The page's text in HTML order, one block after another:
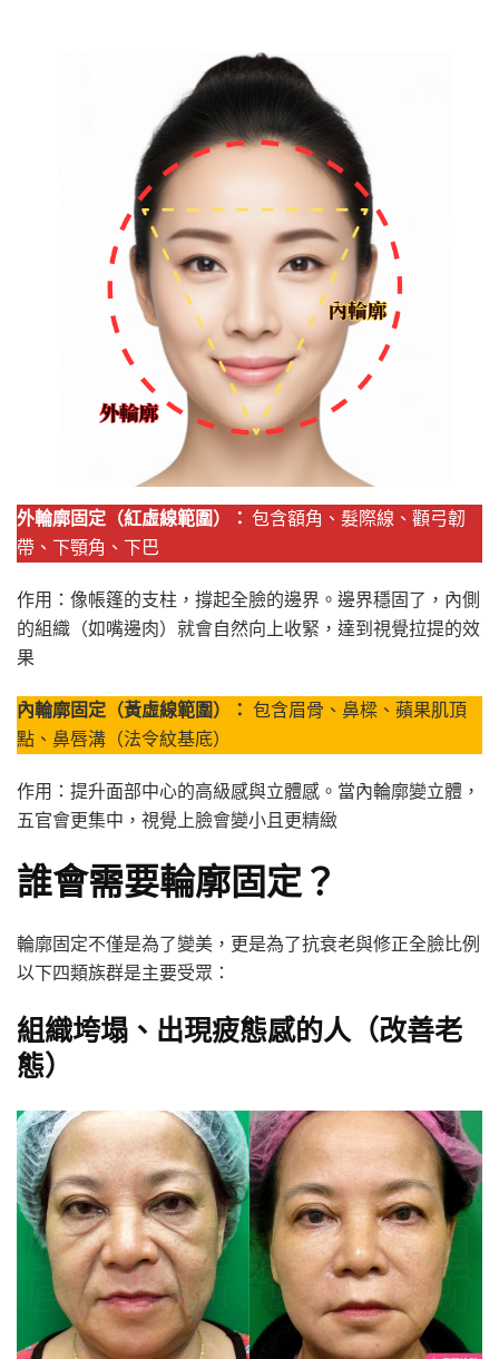
外輪廓固定（紅虛線範圍）： 包含額角、髮際線、顴弓韌
帶、下顎角、下巴
作用：像帳篷的支柱，撐起全臉的邊界。邊界穩固了，內側
的組織（如嘴邊肉）就會自然向上收緊，達到視覺拉提的效
果
內輪廓固定（黃虛線範圍）： 包含眉骨、鼻樑、蘋果肌頂
點、鼻唇溝（法令紋基底）
作用：提升面部中心的高級感與立體感。當內輪廓變立體，
五官會更集中，視覺上臉會變小且更精緻
誰會需要輪廓固定？
輪廓固定不僅是為了變美，更是為了抗衰老與修正全臉比例
以下四類族群是主要受眾：
組織垮塌、出現疲態感的人（改善老
態）